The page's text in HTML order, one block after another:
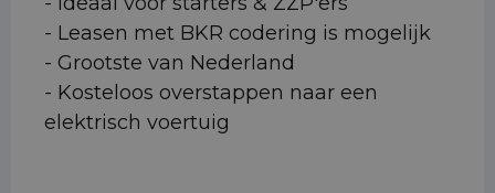
- Leasen met BKR codering is mogelijk
- Grootste van Nederland
- Kosteloos overstappen naar een
elektrisch voertuig